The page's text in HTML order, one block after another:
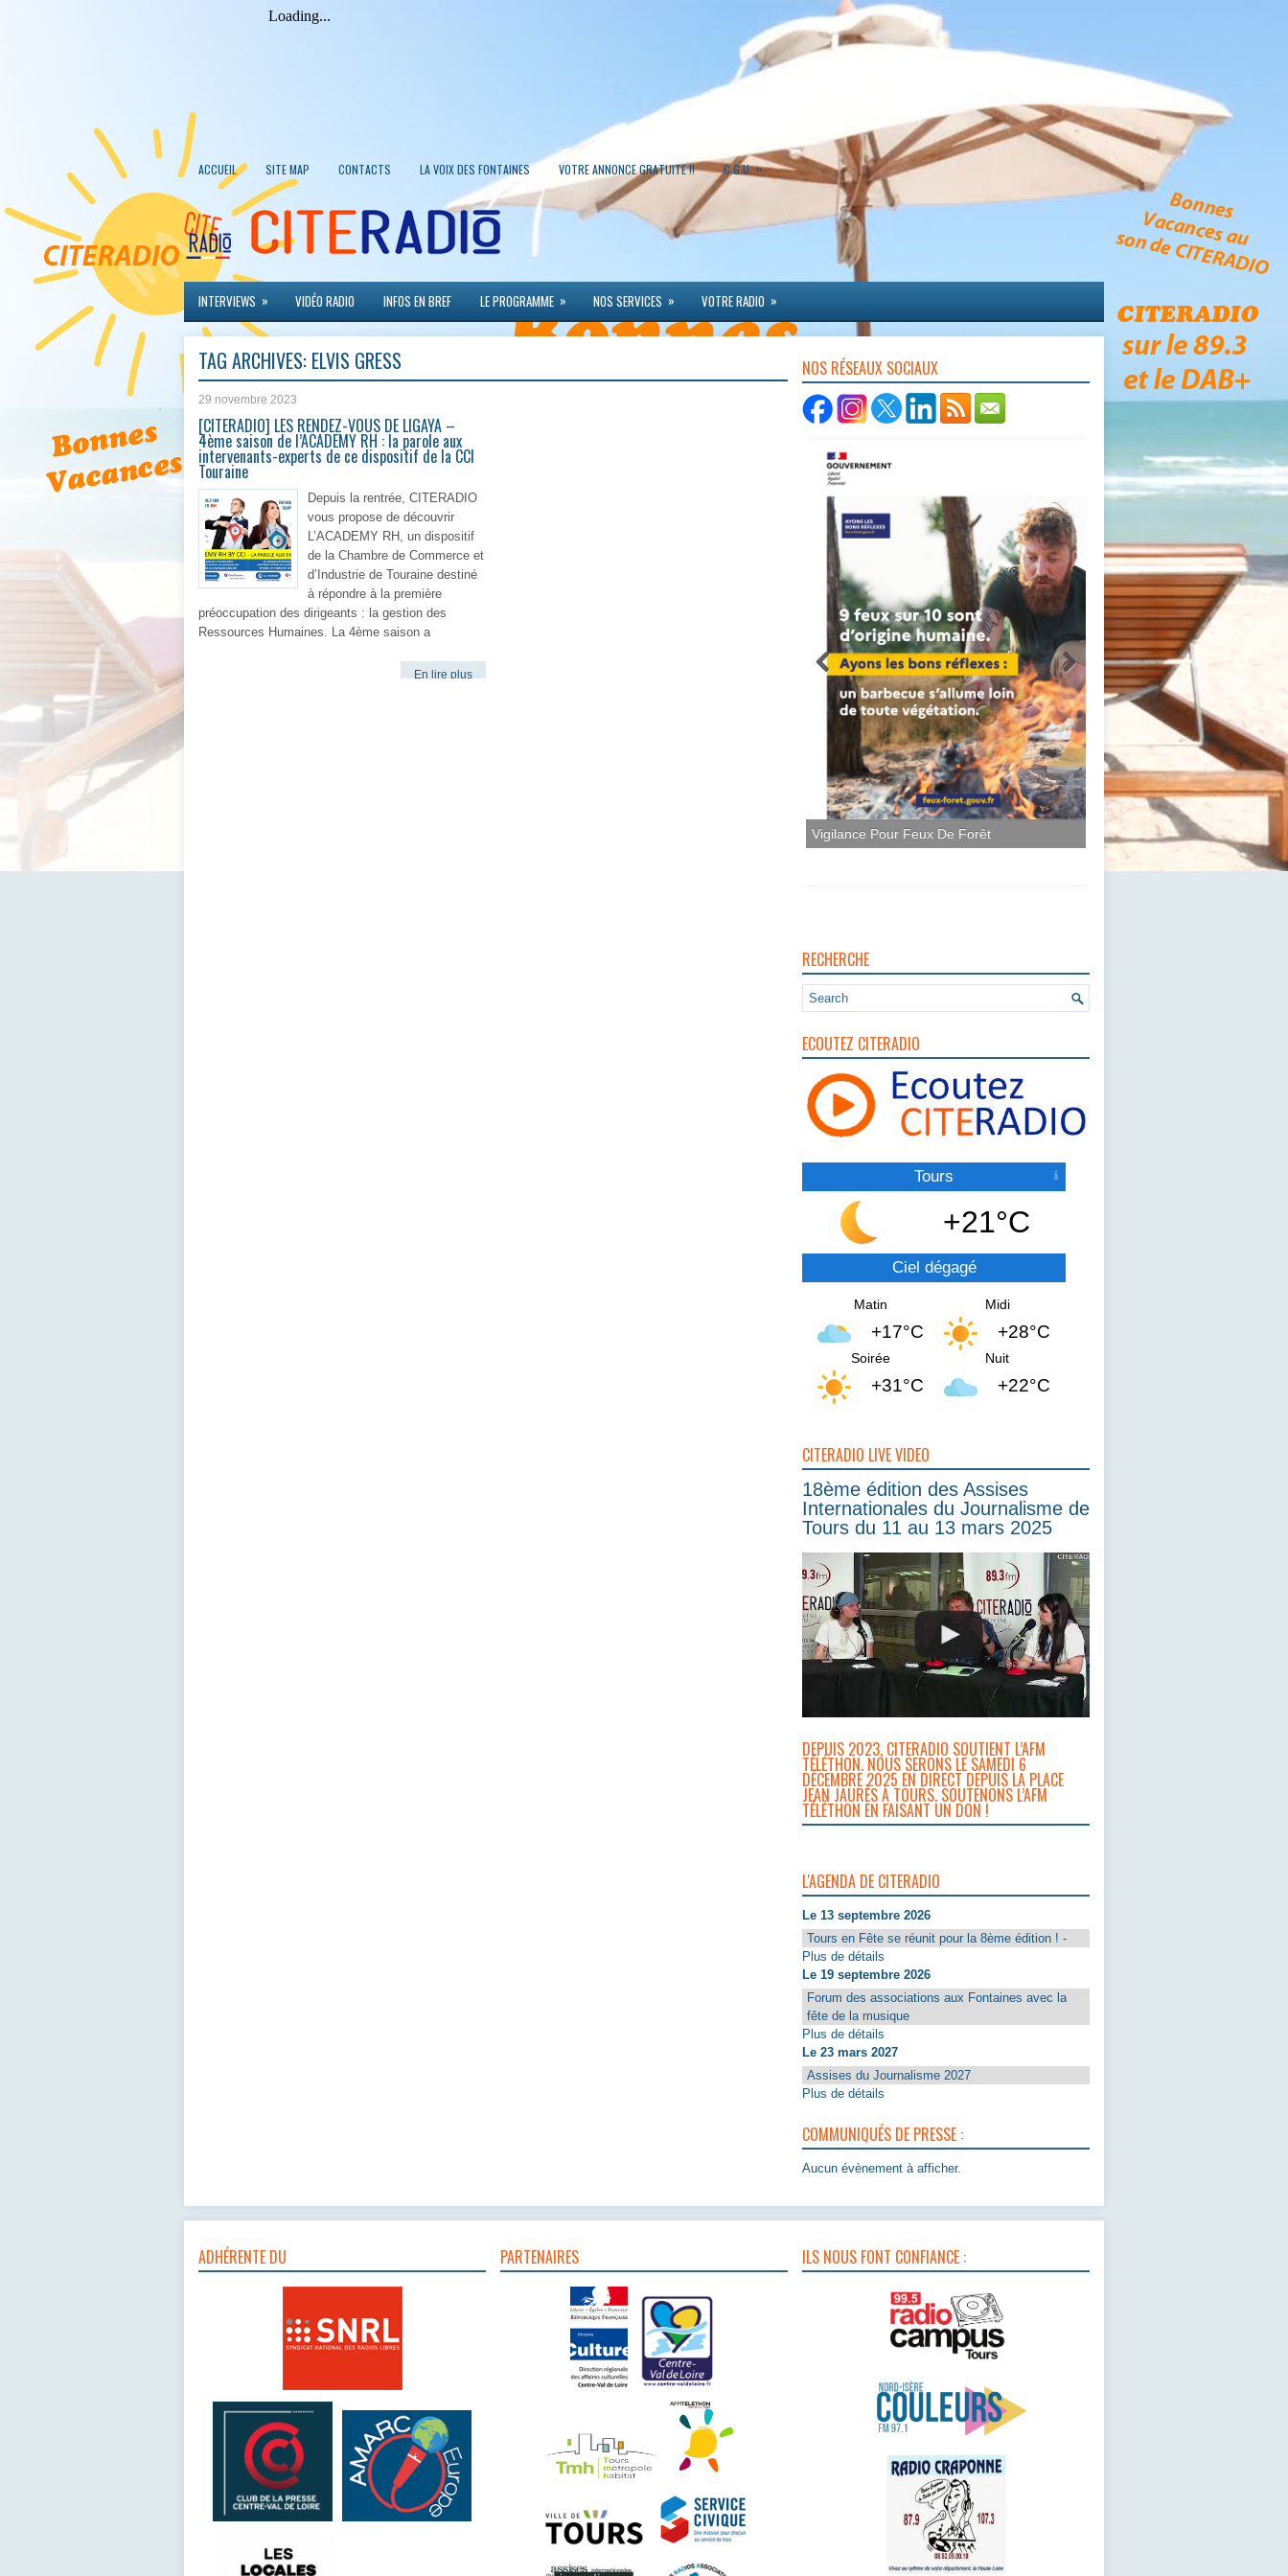
ACCUEIL SITE MAP CONTACTS LA VOIX DES FONTAINES VOTRE ANNONCE GRATUITE !! C.G.U. »
INTERVIEWS » VIDÉO RADIO INFOS EN BREF LE PROGRAMME » NOS SERVICES » VOTRE RADIO »
TAG ARCHIVES: ELVIS GRESS
29 novembre 2023
[CITERADIO] LES RENDEZ-VOUS DE LIGAYA –
4ème saison de l’ACADEMY RH : la parole aux
intervenants-experts de ce dispositif de la CCI
Touraine
Depuis la rentrée, CITERADIO
vous propose de découvrir
L’ACADEMY RH, un dispositif
de la Chambre de Commerce et
d’Industrie de Touraine destiné
à répondre à la première
préoccupation des dirigeants : la gestion des
Ressources Humaines. La 4ème saison a
En lire plus
NOS RÉSEAUX SOCIAUX
Vigilance Pour Feux De Forêt
RECHERCHE
ECOUTEZ CITERADIO
Tours
+21°C
Ciel dégagé
Matin
+17°C
Midi
+28°C
Soirée
+31°C
Nuit
+22°C
CITERADIO LIVE VIDEO
18ème édition des Assises
Internationales du Journalisme de
Tours du 11 au 13 mars 2025
DEPUIS 2023, CITERADIO SOUTIENT L’AFM
TÉLÉTHON. NOUS SERONS LE SAMEDI 6
DÉCEMBRE 2025 EN DIRECT DEPUIS LA PLACE
JEAN JAURÈS À TOURS. SOUTENONS L’AFM
TÉLÉTHON EN FAISANT UN DON !
L'AGENDA DE CITERADIO
Le 13 septembre 2026
Tours en Fête se réunit pour la 8ème édition ! -
Plus de détails
Le 19 septembre 2026
Forum des associations aux Fontaines avec la
fête de la musique
Plus de détails
Le 23 mars 2027
Assises du Journalisme 2027
Plus de détails
COMMUNIQUÉS DE PRESSE :
Aucun évènement à afficher.
ADHÉRENTE DU PARTENAIRES ILS NOUS FONT CONFIANCE :